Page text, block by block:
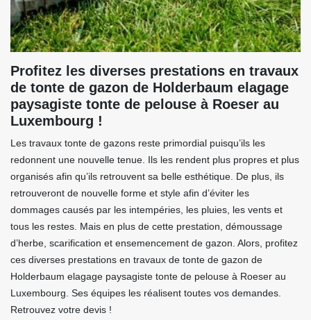
Profitez les diverses prestations en travaux
de tonte de gazon de Holderbaum elagage
paysagiste tonte de pelouse à Roeser au
Luxembourg !
Les travaux tonte de gazons reste primordial puisqu’ils les
redonnent une nouvelle tenue. Ils les rendent plus propres et plus
organisés afin qu’ils retrouvent sa belle esthétique. De plus, ils
retrouveront de nouvelle forme et style afin d’éviter les
dommages causés par les intempéries, les pluies, les vents et
tous les restes. Mais en plus de cette prestation, démoussage
d’herbe, scarification et ensemencement de gazon. Alors, profitez
ces diverses prestations en travaux de tonte de gazon de
Holderbaum elagage paysagiste tonte de pelouse à Roeser au
Luxembourg. Ses équipes les réalisent toutes vos demandes.
Retrouvez votre devis !